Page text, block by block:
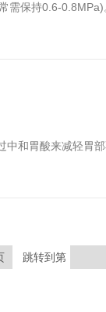
保持0.6-0.8MPa)‌
和胃酸来减轻胃
跳转到第